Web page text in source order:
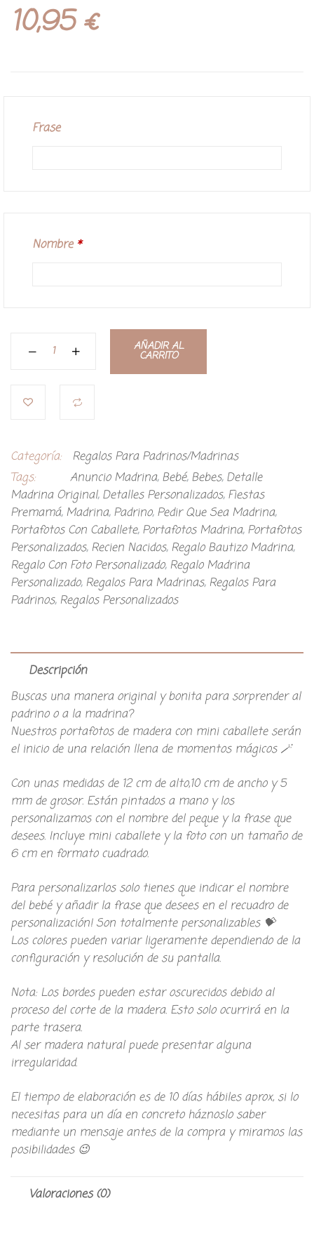
10,95€
Frase
Nombre *
AÑADIR AL
CARRITO
Categoría:
Regalos Para Padrinos/Madrinas
Tags:
Anuncio Madrina, Bebé, Bebes, Detalle
Madrina Original, Detalles Personalizados, Fiestas
Premamá, Madrina, Padrino, Pedir Que Sea Madrina,
Portafotos Con Caballete, Portafotos Madrina, Portafotos
Personalizados, Recien Nacidos, Regalo Bautizo Madrina,
Regalo Con Foto Personalizado, Regalo Madrina
Personalizado, Regalos Para Madrinas, Regalos Para
Padrinos, Regalos Personalizados
Descripción
Buscas una manera original y bonita para sorprender al
padrino o a la madrina?
Nuestros portafotos de madera con mini caballete serán
el inicio de una relación llena de momentos mágicos 🪄
Con unas medidas de 12 cm de alto,10 cm de ancho y 5
mm de grosor. Están pintados a mano y los
personalizamos con el nombre del peque y la frase que
desees. Incluye mini caballete y la foto con un tamaño de
6 cm en formato cuadrado.
Para personalizarlos solo tienes que indicar el nombre
del bebé y añadir la frase que desees en el recuadro de
personalización! Son totalmente personalizables 💝
Los colores pueden variar ligeramente dependiendo de la
configuración y resolución de su pantalla.
Nota: Los bordes pueden estar oscurecidos debido al
proceso del corte de la madera. Esto solo ocurrirá en la
parte trasera.
Al ser madera natural puede presentar alguna
irregularidad.
El tiempo de elaboración es de 10 días hábiles aprox, si lo
necesitas para un día en concreto háznoslo saber
mediante un mensaje antes de la compra y miramos las
posibilidades 😉
Valoraciones (0)